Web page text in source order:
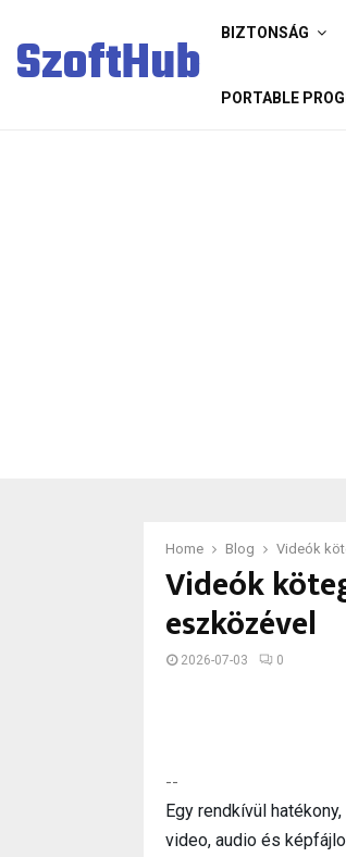
SzoftHub BIZTONSÁG
PORTABLE
Home Blog Videók
Videók
eszközével
2026-07-03 0
--
Egy rendkívül
video, audio és